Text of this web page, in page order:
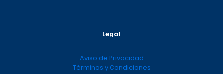
Legal
Aviso de Privacidad
Términos y Condiciones